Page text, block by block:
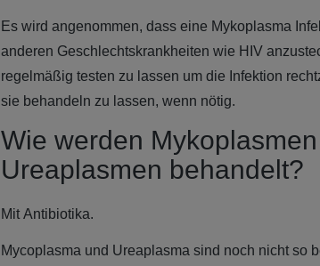
Es wird angenommen, dass eine Mykoplasma
anderen Geschlechtskrankheiten wie HIV
regelmäßig testen zu lassen um die Infektion
sie behandeln zu lassen, wenn nötig.
Wie werden
Ureaplasmen behandelt?
Mit Antibiotika.
Mycoplasma und Ureaplasma sind noch nicht so